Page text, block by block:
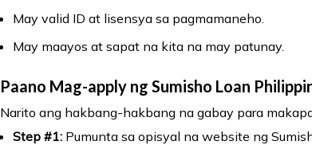
May valid ID at lisensya sa pagmamaneho.
May maayos at sapat na kita na may patunay.
Paano Mag-apply ng Sumisho Loan
Narito ang hakbang-hakbang na gabay para
Step #1:Pumunta sa opisyal na website ng